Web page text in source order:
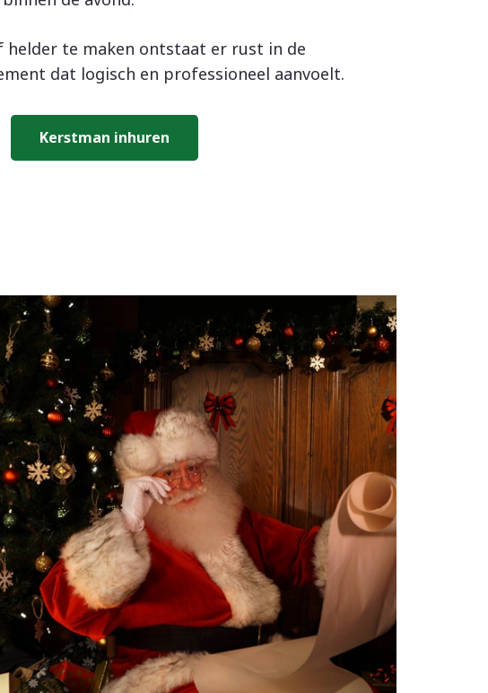
helder te maken ontstaat er rust in de
dat logisch en professioneel aanvoelt.
Kerstman inhuren